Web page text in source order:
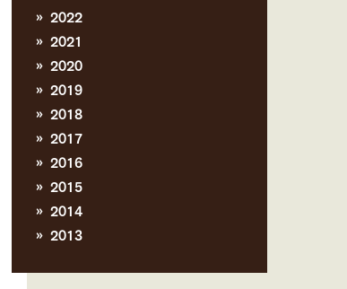
2022
2021
2020
2019
2018
2017
2016
2015
2014
2013